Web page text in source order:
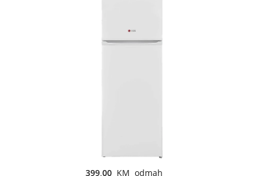
399,00 KM odmah